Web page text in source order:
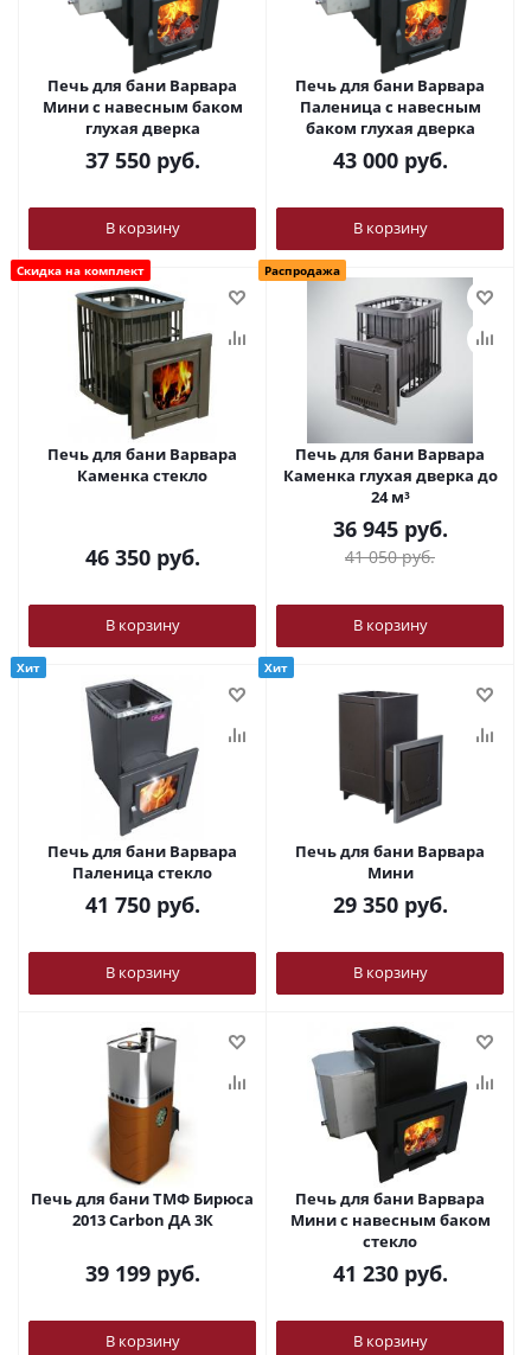
Печь для бани Варвара
Мини с навесным баком
глухая дверка
37 550руб.
В корзину
Печь для бани Варвара
Паленица с навесным
баком глухая дверка
43 000руб.
В корзину
Скидка на комплект
Печь для бани Варвара
Каменка стекло
46 350руб.
В корзину
Распродажа
Печь для бани Варвара
Каменка глухая дверка до
24 м³
36 945руб.
41 050руб.
В корзину
Хит
Печь для бани Варвара
Паленица стекло
41 750руб.
В корзину
Хит
Печь для бани Варвара
Мини
29 350руб.
В корзину
Печь для бани ТМФ Бирюса
2013 Carbon ДА 3К
39 199руб.
В корзину
Печь для бани Варвара
Мини с навесным баком
стекло
41 230руб.
В корзину